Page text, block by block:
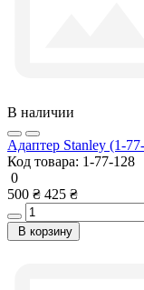
В наличии
Адаптер Stanley (1-
Код товара: 1-77-128
0
500 ₴ 425 ₴
В корзину